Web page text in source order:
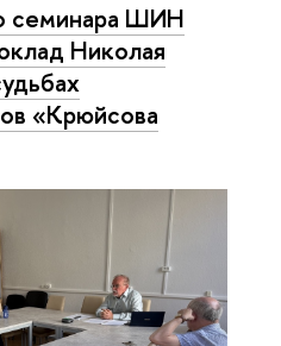
семинара ШИН
Николая
«Крюйсова